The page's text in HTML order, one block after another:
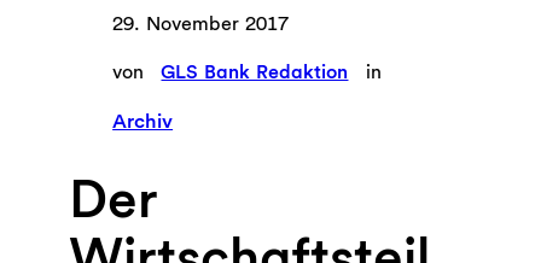
29. November 2017
von GLS Bank Redaktion in
Archiv
Der